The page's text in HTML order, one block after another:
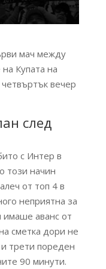
мач между
Купата на
вечер
след
с Интер в
този начин
от топ 4 в
неприятна за
аванс от
сметка дори не
трети пореден
90 минути.